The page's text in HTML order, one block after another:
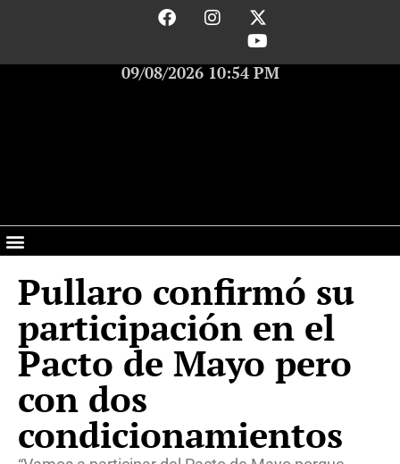
09/08/2026 10:54 PM
Pullaro confirmó su
participación en el
Pacto de Mayo pero
con dos
condicionamientos